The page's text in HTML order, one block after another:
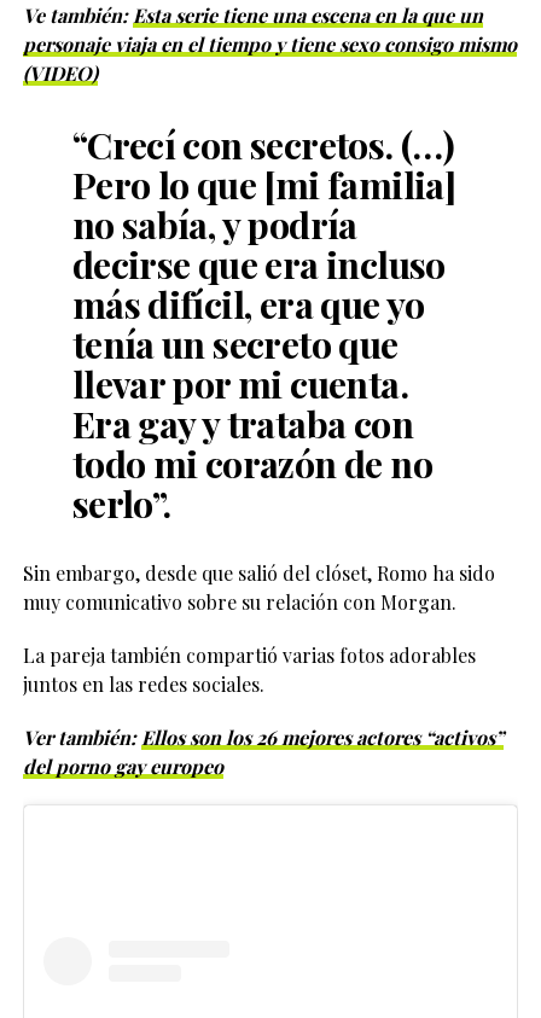
Ve también: Esta serie tiene una escena en la que un
personaje viaja en el tiempo y tiene sexo consigo mismo
(VIDEO)
“Crecí con secretos. (…)
Pero lo que [mi familia]
no sabía, y podría
decirse que era incluso
más difícil, era que yo
tenía un secreto que
llevar por mi cuenta.
Era gay y trataba con
todo mi corazón de no
serlo”.
Sin embargo, desde que salió del clóset, Romo ha sido
muy comunicativo sobre su relación con Morgan.
La pareja también compartió varias fotos adorables
juntos en las redes sociales.
Ver también: Ellos son los 26 mejores actores “activos”
del porno gay europeo